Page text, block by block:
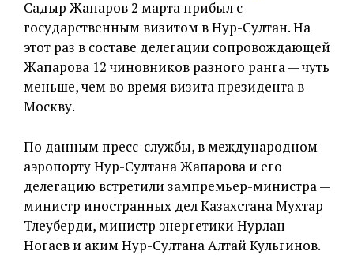
Садыр Жапаров 2 марта прибыл с
государственным визитом в Нур-Султан. На
этот раз в составе делегации сопровождающей
Жапарова 12 чиновников разного ранга —чуть
меньше, чем во время визита президента в
Москву.
По данным пресс-службы, в международном
аэропорту Нур-Султана Жапарова и его
делегацию встретили зампремьер-министра —
министр иностранных дел Казахстана Мухтар
Тлеуберди, министр энергетики Нурлан
Ногаев и аким Нур-Султана Алтай Кульгинов.